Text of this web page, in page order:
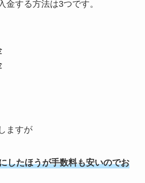
金する方法は3つです。
ますが
したほうが手数料も安いのでお